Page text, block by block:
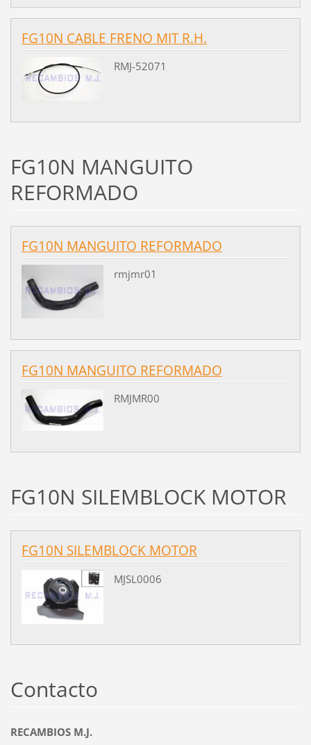
FG10N CABLE FRENO MIT R.H.
RMJ-52071
FG10N MANGUITO
REFORMADO
FG10N MANGUITO REFORMADO
rmjmr01
FG10N MANGUITO REFORMADO
RMJMR00
FG10N SILEMBLOCK MOTOR
FG10N SILEMBLOCK MOTOR
MJSL0006
Contacto
RECAMBIOS M.J.